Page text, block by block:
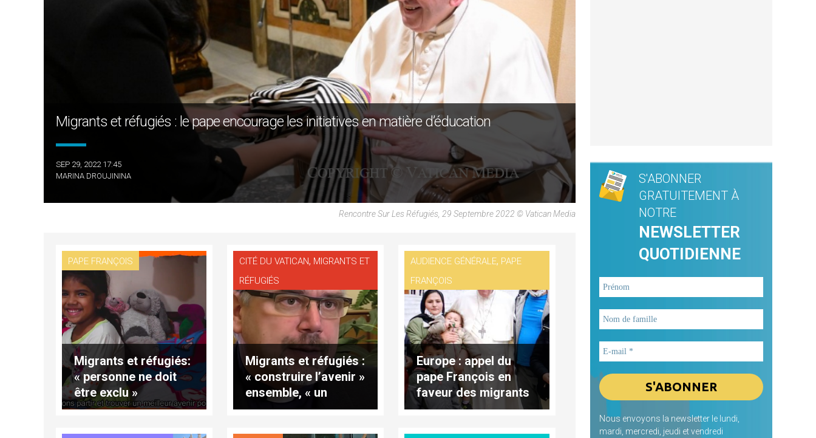
Migrants et réfugiés : le pape encourage les initiatives en matière d’éducation
SEP 29, 2022 17:45
MARINA DROUJININA
Rencontre Sur Les Réfugiés, 29 Septembre 2022 © Vatican Media
PAPE FRANÇOIS
Migrants et réfugiés:
« personne ne doit
être exclu »
CITÉ DU VATICAN, MIGRANTS ET
RÉFUGIÉS
Migrants et réfugiés :
« construire l’avenir »
ensemble, « un
devoir et un
AUDIENCE GÉNÉRALE, PAPE
FRANÇOIS
Europe : appel du
pape François en
faveur des migrants
S'ABONNER
GRATUITEMENT À
NOTRE
NEWSLETTER
QUOTIDIENNE
Nous envoyons la newsletter le lundi,
mardi, mercredi, jeudi et vendredi